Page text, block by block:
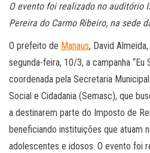
O evento foi realizado no auditório
Pereira do Carmo Ribeiro, na sede
O prefeito de Manaus, David
segunda-feira, 10/3, a campanha “Eu
coordenada pela Secretaria
Social e Cidadania (Semasc), que
a destinarem parte do Imposto de
beneficiando instituições que atuam
adolescentes e idosos. O evento foi